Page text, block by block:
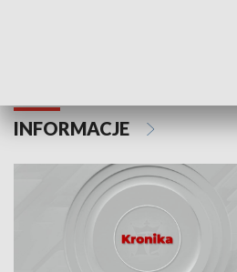
INFORMACJE